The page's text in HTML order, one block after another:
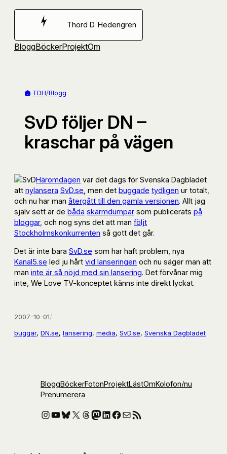
Hoppa
Thord D. Hedengren
BloggBöckerProjektOm
TDH/Blogg
SvD följer DN –
kraschar på vägen
Häromdagen var det dags för Svenska Dagbladet
att nylansera SvD.se , men det buggade tydligen ur totalt,
och nu har man återgått till den gamla versionen. Allt jag
själv sett är de båda skärmdumpar som publicerats på
bloggar, och nog syns det att man följt
Stockholmskonkurrenten så gott det går.
Det är inte bara SvD.se som har haft problem, nya
Kanal5.se led ju hårt vid lanseringen och nu säger man att
man inte är så nöjd med sin lansering. Det förvånar mig
inte, We Love TV-konceptet känns inte direkt lyckat.
2007-10-01/
buggar, DN.se, lansering, media, SvD.se, Svenska Dagbladet
BloggBöckerFotonProjektLästOmKolofon/nu
Prenumerera
Instagram
YouTube
Bluesky
X Threads
Mastodon
LinkedIn
Facebook
E-postRSS-flöde